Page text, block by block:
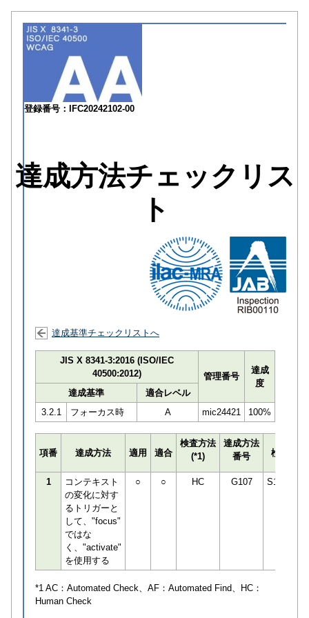
登録番号：IFC20242102-00
達成方法チェックリス
ト
達成基準チェックリストへ
JIS X 8341-3:2016 (ISO/IEC
40500:2012)
管理番号
達成
度
達成基準
適合レベル
3.2.1
フォーカス時 A mic24421 100%
項番 達成方法 適用 適合
検査方法
(*1)
達成方法
番号
検査員
1
コンテキスト
の変化に対す
るトリガーと
して、"focus"
ではな
く、"activate"
を使用する
○ ○ HC G107 S190466
*1 AC： Automated Check、AF： Automated Find、HC：
Human Check